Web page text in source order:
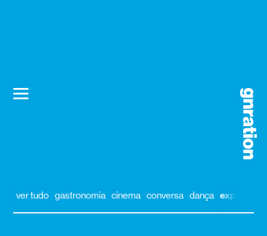
ver tudo gastronomia cinema conversa dança exposição